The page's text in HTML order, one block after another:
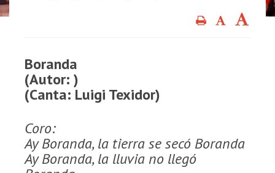
Boranda
(Autor: )
(Canta: Luigi Texidor)
Coro:
Ay Boranda, la tierra se secó Boranda
Ay Boranda, la lluvia no llegó